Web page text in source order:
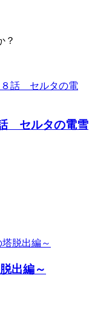
？
セルタの電雪
出編～